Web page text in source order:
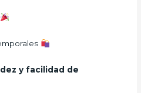
y facilidad de